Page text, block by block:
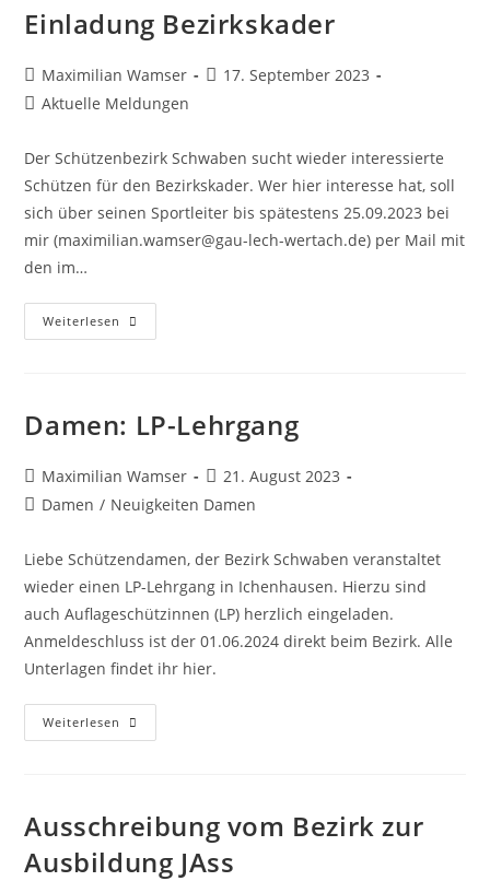
Einladung Bezirkskader
Beitrags-
Autor:
Maximilian Wamser
Beitrag
17. September 2023
Beitrags-
Aktuelle Meldungen
Der Schützenbezirk Schwaben sucht wieder interessierte
Schützen für den Bezirkskader. Wer hier interesse hat, soll
sich über seinen Sportleiter bis spätestens 25.09.2023 bei
mir (maximilian.wamser@gau-lech-wertach.de) per Mail mit
den im…
Weiterlesen Einladung
Bezirkskader
Damen: LP-Lehrgang
Beitrags-
Autor:
Maximilian Wamser
Beitrag
veröffentlicht:
21. August 2023
Beitrags-
Damen / Neuigkeiten Damen
Liebe Schützendamen, der Bezirk Schwaben veranstaltet
wieder einen LP-Lehrgang in Ichenhausen. Hierzu sind
auch Auflageschützinnen (LP) herzlich eingeladen.
Anmeldeschluss ist der 01.06.2024 direkt beim Bezirk. Alle
Unterlagen findet ihr hier.
Weiterlesen Damen:
LP-
Ausschreibung vom Bezirk zur
Ausbildung JAss